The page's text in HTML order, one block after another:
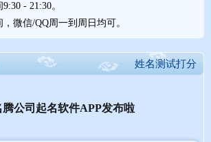
- 21:30。
微信/QQ周一到周日均可。
姓名测试打分
腾公司起名软件APP发布啦